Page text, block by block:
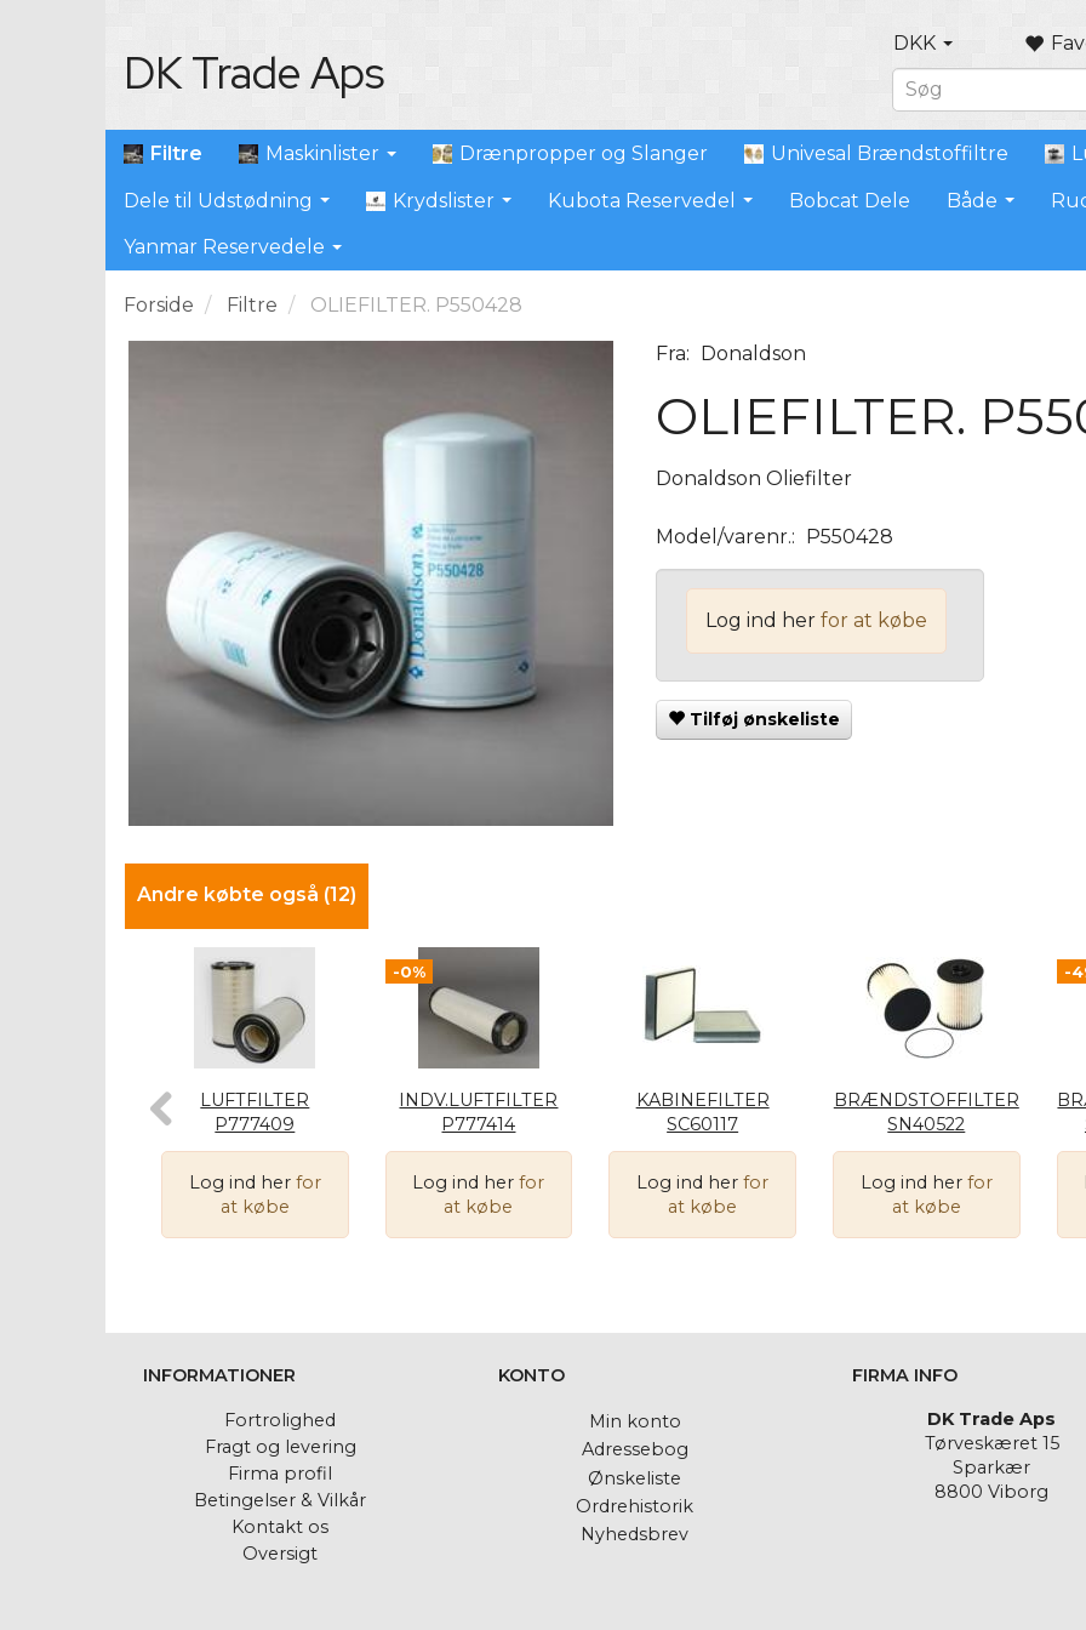
DK Trade Aps
DKK
Filtre Maskinlister Drænpropper og Slanger Univesal Brændstoffiltre
Dele til Udstødning Krydslister Kubota Reservedel Bobcat Dele Både
Yanmar Reservedele
Forside Filtre OLIEFILTER. P550428
Fra: Donaldson
OLIEFILTER.
Donaldson Oliefilter
Model/varenr.: P550428
Log ind herfor at købe
Tilføj ønskeliste
Andre købte også (12)
LUFTFILTER
P777409
Log ind herfor
at købe
-0%
INDV.LUFTFILTER
P777414
Log ind her for
at købe
KABINEFILTER
SC60117
Log ind her for
at købe
BRÆNDSTOFFILTER
SN40522
Log ind herfor
at købe
-
INFORMATIONER
Fortrolighed
Fragt og levering
Firma profil
Betingelser & Vilkår
Kontakt os
Oversigt
KONTO
Min konto
Adressebog
Ønskeliste
Ordrehistorik
Nyhedsbrev
FIRMA INFO
DK Trade Aps
Tørveskæret 15
Sparkær
8800 Viborg